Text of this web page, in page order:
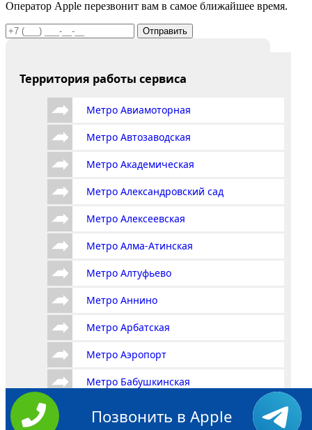
Оператор Apple перезвонит вам в самое ближайшее время.
Отправить
Территория работы сервиса
Метро Авиамоторная
Метро Автозаводская
Метро Академическая
Метро Александровский сад
Метро Алексеевская
Метро Алма-Атинская
Метро Алтуфьево
Метро Аннино
Метро Арбатская
Метро Аэропорт
Метро Бабушкинская
Метро Багратионовская
Позвонить в Apple